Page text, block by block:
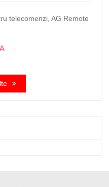
telecomenzi, AG Remote